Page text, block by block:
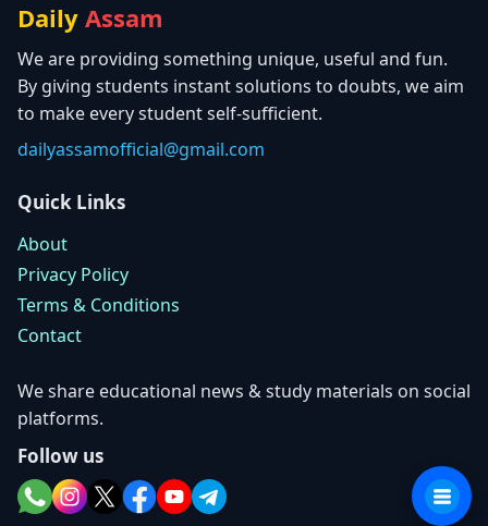
Daily Assam
We are providing something unique, useful and fun.
By giving students instant solutions to doubts, we aim
to make every student self-sufficient.
dailyassamofficial@gmail.com
Quick Links
About
Privacy Policy
Terms & Conditions
Contact
We share educational news & study materials on social
platforms.
Follow us